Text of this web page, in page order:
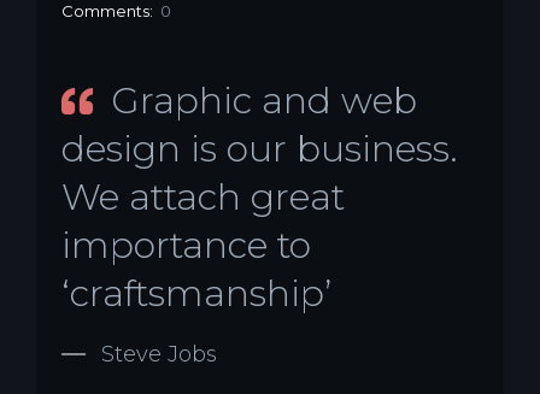
Comments: 0
Graphic and web
design is our business.
We attach great
importance to
‘craftsmanship’
Steve Jobs